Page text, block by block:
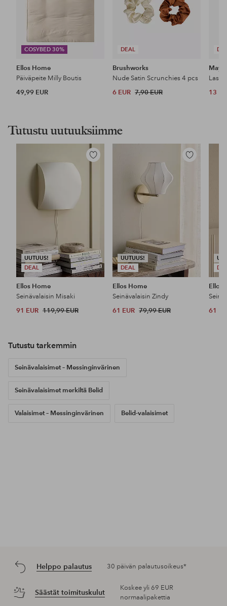
COSYBED 30%
Ellos Home
Päiväpeite Milly Boutis
49,99 EUR
DEAL
Brushworks
Nude Satin Scrunchies 4 pcs
6 EUR 7,90 EUR 13
Tutustu uutuuksiimme
UUTUUS!
DEAL
Lisää
Ellos Home
Seinävalaisin Misaki
91 EUR 119,99 EUR
UUTUUS!
DEAL
Lisää
Ellos Home
Seinävalaisin Zindy
61 EUR 79,99 EUR
Ellos
61
Tutustu tarkemmin
Seinävalaisimet – Messinginvärinen
Seinävalaisimet merkiltä Belid
Valaisimet – Messinginvärinen Belid-valaisimet
Helppo palautus 30 päivän palautusoikeus*
Säästät toimituskulut
Koskee yli 69 EUR
normaalipakettia